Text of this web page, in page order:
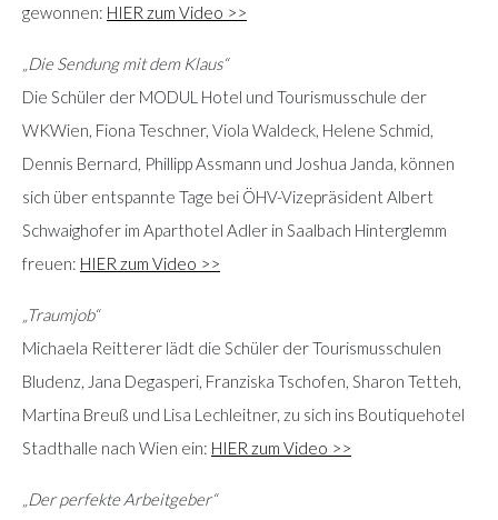
gewonnen: HIER zum Video >>
„Die Sendung mit dem Klaus“
Die Schüler der MODUL Hotel und Tourismusschule der
WKWien, Fiona Teschner, Viola Waldeck, Helene Schmid,
Dennis Bernard, Phillipp Assmann und Joshua Janda, können
sich über entspannte Tage bei ÖHV-Vizepräsident Albert
Schwaighofer im Aparthotel Adler in Saalbach Hinterglemm
freuen: HIER zum Video >>
„Traumjob“
Michaela Reitterer lädt die Schüler der Tourismusschulen
Bludenz, Jana Degasperi, Franziska Tschofen, Sharon Tetteh,
Martina Breuß und Lisa Lechleitner, zu sich ins Boutiquehotel
Stadthalle nach Wien ein: HIER zum Video >>
„Der perfekte Arbeitgeber“